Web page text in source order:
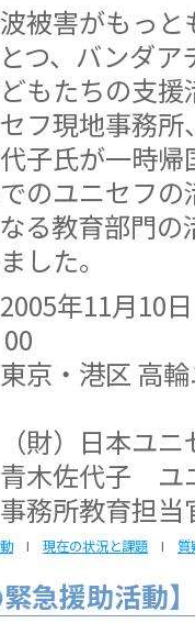
被害がもっと
つ、バンダア
もたちの支
フ現地事務
子氏が一時
のユニセフ
る教育部門の
した。
年11月10
京・港区 高
財）日本ユニ
木佐代子 ユ
務所教育担当
I 現在の状況と課題 I 質
緊急援助活動】